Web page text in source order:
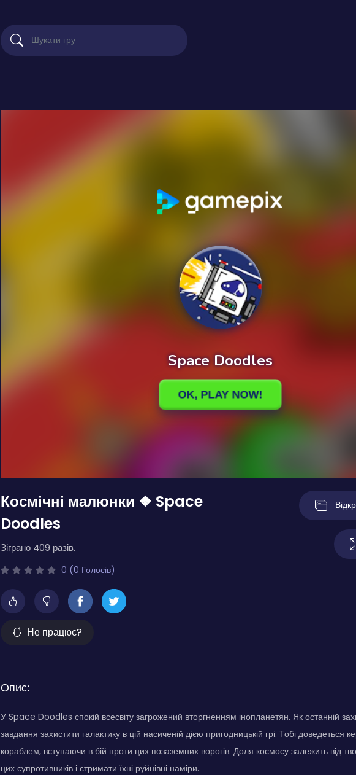
Космічні малюнки ❖ Space
Doodles
Зіграно 409 разів.
0 (0 Голосів)
Не працює?
Опис:
У Space Doodles спокій всесвіту загрожений вторгненням інопланетян. Як останній
завдання захистити галактику в цій насиченій дією пригодницькій грі. Тобі доведеться
кораблем, вступаючи в бій проти цих позаземних ворогів. Доля космосу залежить від
цих супротивників і стримати їхні руйнівні наміри.